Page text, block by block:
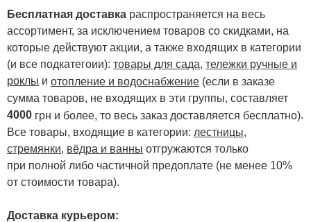
Бесплатная доставка распространяется на весь
ассортимент, за исключением товаров со скидками, на
которые действуют акции, а также входящих в категории
(и все подкатегоии): товары для сада, тележки ручные и
роклы и отопление и водоснабжение (если в заказе
сумма товаров, не входящих в эти группы, составляет
4000 грн и более, то весь заказ доставляется бесплатно).
Все товары, входящие в категории: лестницы,
стремянки, вёдра и ванны отгружаются только
при полной либо частичной предоплате (не менее 10%
от стоимости товара).
Доставка курьером: